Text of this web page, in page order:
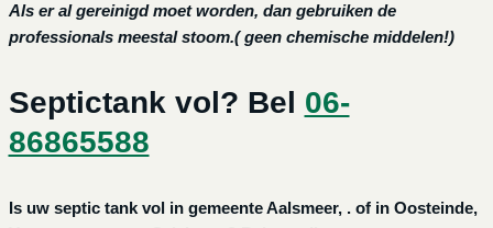
Als er al gereinigd moet worden, dan gebruiken de
professionals meestal stoom.( geen chemische middelen!)
Septictank vol? Bel 06-
86865588
Is uw septic tank vol in gemeente Aalsmeer, . of in Oosteinde,